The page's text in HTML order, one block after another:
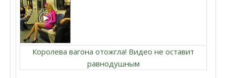
Королева вагона отожгла! Видео не оставит
равнодушным